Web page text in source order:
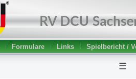
Formulare Links Spielbericht /
☰